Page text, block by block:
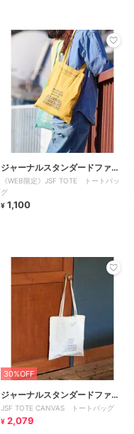
ジャーナルスタンダードファニ
チャー
《WEB限定》JSF TOTE トートバッ
グ
¥ 1,100
30%OFF
ジャーナルスタンダードファニ
チャー
JSF TOTE CANVAS トートバッグ
¥ 2,079